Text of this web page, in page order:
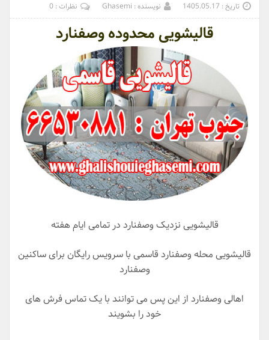
تاریخ : 1405.05.17 نویسنده : Ghasemi نظرات : 0
قالیشویی محدوده وصفنارد
قالیشویی نزدیک وصفنارد در تمامی ایام هفته
قالیشویی محله وصفنارد قاسمی با سرویس رایگان برای ساکنین
وصفنارد
اهالی وصفنارد از این پس می توانند با یک تماس فرش های
خود را بشویند